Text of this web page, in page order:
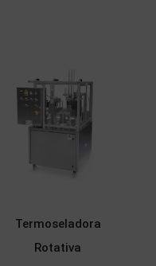
Termoseladora
Rotativa